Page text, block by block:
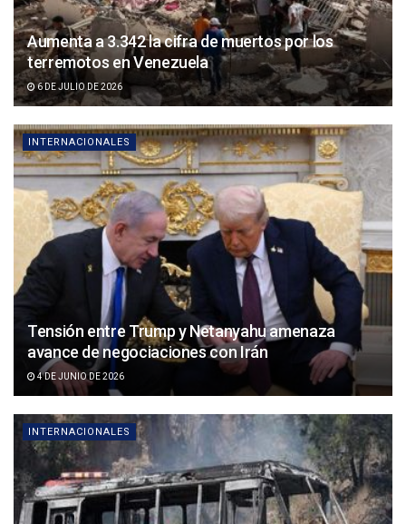
Aumenta a 3.342 la cifra de muertos por los
terremotos en Venezuela
6 DE JULIO DE 2026
INTERNACIONALES
Tensión entre Trump y Netanyahu amenaza
avance de negociaciones con Irán
4 DE JUNIO DE 2026
INTERNACIONALES